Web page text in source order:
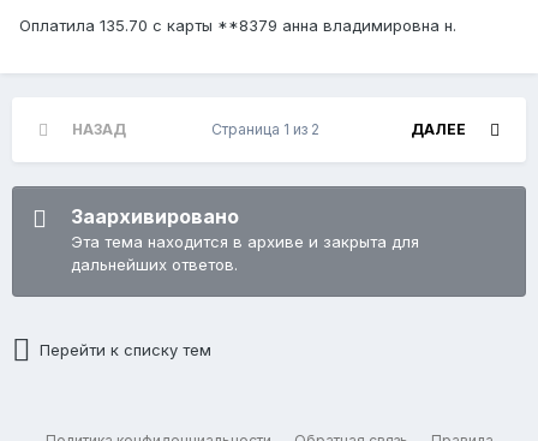
Оплатила 135.70 с карты **8379 анна владимировна н.
НАЗАД ДАЛЕЕ
Страница 1 из 2
Заархивировано
Эта тема находится в архиве и закрыта для
дальнейших ответов.
Перейти к списку тем